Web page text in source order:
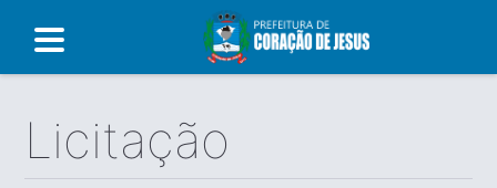
Licitação